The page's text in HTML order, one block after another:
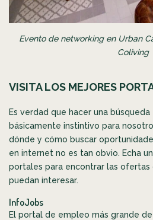
Evento de networking en Urban
Coliving
VISITA LOS MEJORES
Es verdad que hacer una
básicamente instintivo para
dónde y cómo buscar
en internet no es tan obvio. Echa
portales para encontrar las
puedan interesar.
InfoJobs
El portal de empleo más grande de